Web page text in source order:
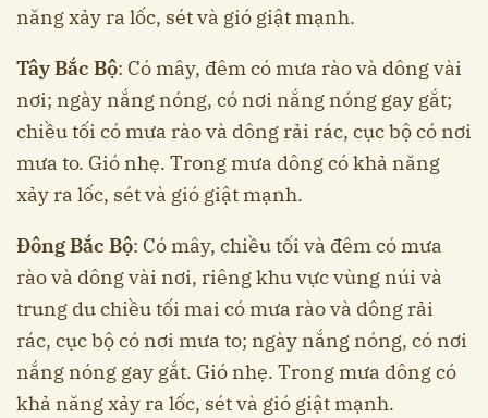
năng xảy ra lốc, sét và gió giật mạnh.
Tây Bắc Bộ: Có mây, đêm có mưa rào và dông vài
nơi; ngày nắng nóng, có nơi nắng nóng gay gắt;
chiều tối có mưa rào và dông rải rác, cục bộ có nơi
mưa to. Gió nhẹ. Trong mưa dông có khả năng
xảy ra lốc, sét và gió giật mạnh.
Đông Bắc Bộ: Có mây, chiều tối và đêm có mưa
rào và dông vài nơi, riêng khu vực vùng núi và
trung du chiều tối mai có mưa rào và dông rải
rác, cục bộ có nơi mưa to; ngày nắng nóng, có nơi
nắng nóng gay gắt. Gió nhẹ. Trong mưa dông có
khả năng xảy ra lốc, sét và gió giật mạnh.